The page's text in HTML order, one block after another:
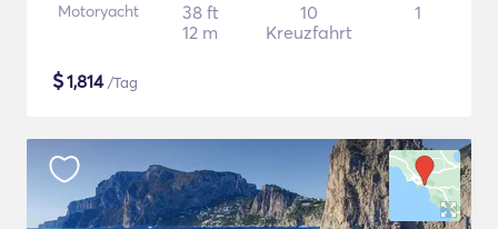
Motoryacht
38 ft
12 m
10
Kreuzfahrt
1
$1,814/Tag